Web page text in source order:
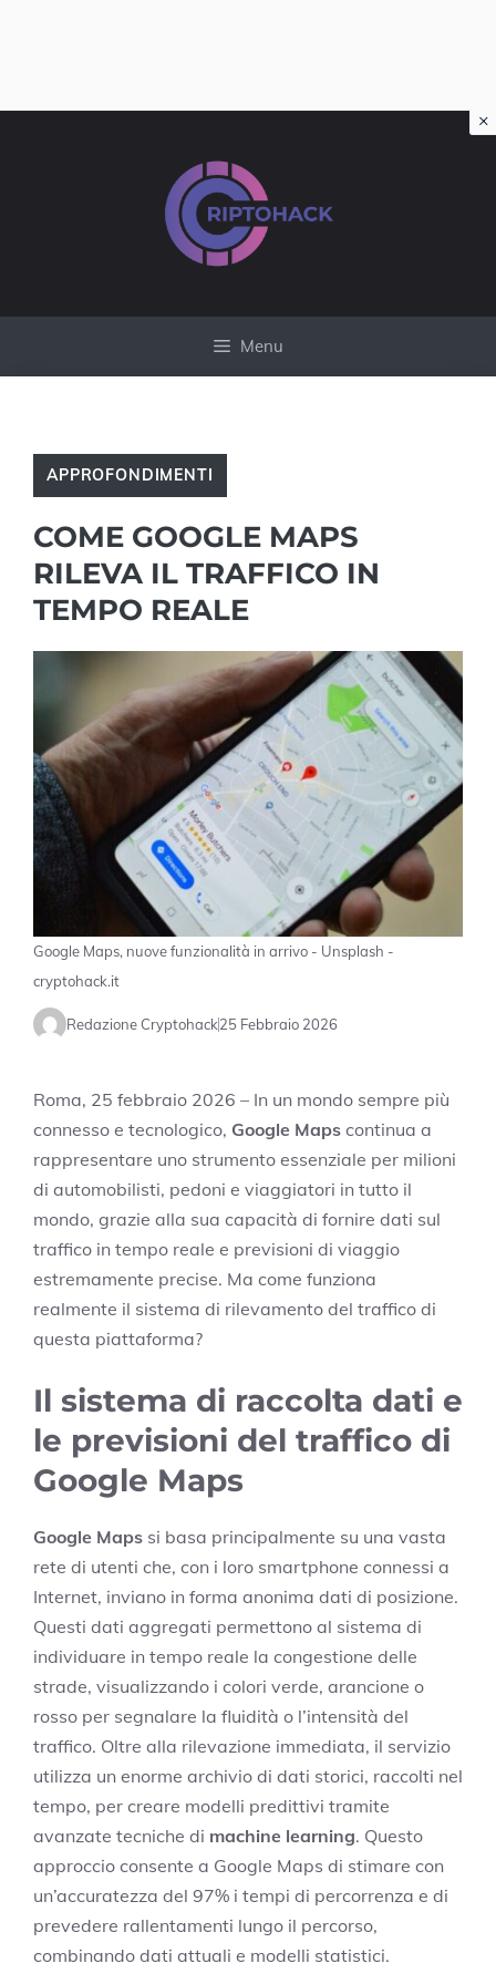
Menu
APPROFONDIMENTI
COME GOOGLE MAPS
RILEVA IL TRAFFICO IN
TEMPO REALE
Google Maps, nuove funzionalità in arrivo - Unsplash -
cryptohack.it
Redazione Cryptohack25 Febbraio 2026
Roma, 25 febbraio 2026 – In un mondo sempre più
connesso e tecnologico, Google Maps continua a
rappresentare uno strumento essenziale per milioni
di automobilisti, pedoni e viaggiatori in tutto il
mondo, grazie alla sua capacità di fornire dati sul
traffico in tempo reale e previsioni di viaggio
estremamente precise. Ma come funziona
realmente il sistema di rilevamento del traffico di
questa piattaforma?
Il sistema di raccolta dati e
le previsioni del traffico di
Google Maps
Google Maps si basa principalmente su una vasta
rete di utenti che, con i loro smartphone connessi a
Internet, inviano in forma anonima dati di posizione.
Questi dati aggregati permettono al sistema di
individuare in tempo reale la congestione delle
strade, visualizzando i colori verde, arancione o
rosso per segnalare la fluidità o l’intensità del
traffico. Oltre alla rilevazione immediata, il servizio
utilizza un enorme archivio di dati storici, raccolti nel
tempo, per creare modelli predittivi tramite
avanzate tecniche di machine learning. Questo
approccio consente a Google Maps di stimare con
un’accuratezza del 97% i tempi di percorrenza e di
prevedere rallentamenti lungo il percorso,
combinando dati attuali e modelli statistici.
×